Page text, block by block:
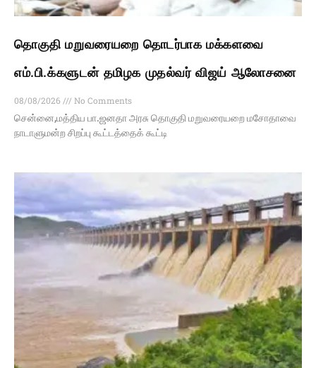
தொகுதி மறுவரையறை தொடர்பாக மக்களவை
எம்.பி.க்களுடன் தமிழக முதல்வர் விஜய் ஆலோசனை
08/08/2026
No Comments
சென்னை,மத்திய பா.ஜனதா அரசு தொகுதி மறுவரையறை மசோதாவை
நாடாளுமன்ற சிறப்பு கூட்டத்தைக் கூட்டி